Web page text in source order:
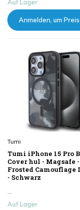
Auf Lager
Anmelden, um
Tumi
Tumi iPhone 15 Pro
Cover hul - Magsafe -
Frosted Camouflage
- Schwarz
Auf Lager